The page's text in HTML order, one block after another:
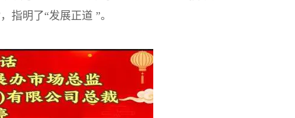
指明了“发展正道 ”。